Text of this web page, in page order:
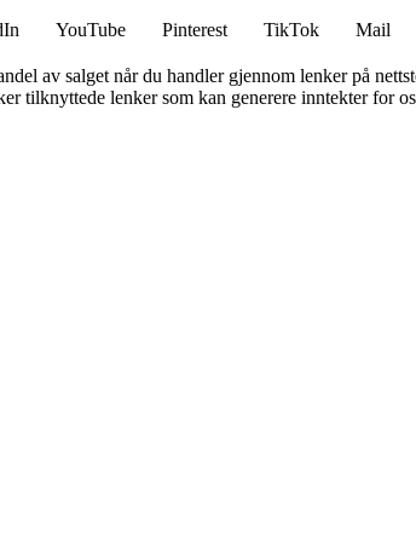
YouTube Pinterest TikTok Mail
av salget når du handler gjennom lenker på
tilknyttede lenker som kan generere inntekter for